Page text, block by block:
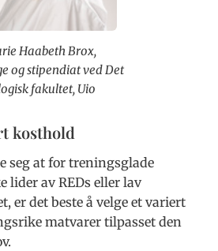
Haabeth Brox,
og stipendiat ved Det
fakultet, Uio
kosthold
seg at for treningsglade
lider av REDs eller lav
er det beste å velge et variert
matvarer tilpasset den